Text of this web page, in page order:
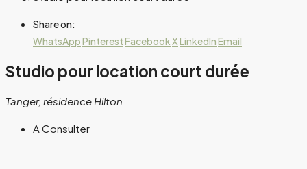
Share on:
WhatsAppPinterestFacebookXLinkedInEmail
Studio pour location court durée
Tanger, résidence Hilton
A Consulter